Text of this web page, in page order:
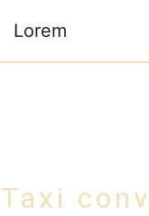
Lorem
Taxi